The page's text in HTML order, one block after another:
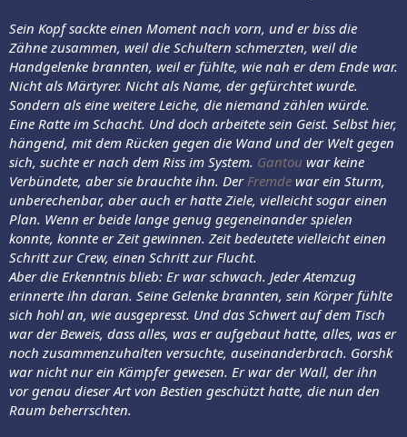
Sein Kopf sackte einen Moment nach vorn, und er biss die
Zähne zusammen, weil die Schultern schmerzten, weil die
Handgelenke brannten, weil er fühlte, wie nah er dem Ende war.
Nicht als Märtyrer. Nicht als Name, der gefürchtet wurde.
Sondern als eine weitere Leiche, die niemand zählen würde.
Eine Ratte im Schacht. Und doch arbeitete sein Geist. Selbst hier,
hängend, mit dem Rücken gegen die Wand und der Welt gegen
sich, suchte er nach dem Riss im System. Gantou war keine
Verbündete, aber sie brauchte ihn. Der Fremde war ein Sturm,
unberechenbar, aber auch er hatte Ziele, vielleicht sogar einen
Plan. Wenn er beide lange genug gegeneinander spielen
konnte, konnte er Zeit gewinnen. Zeit bedeutete vielleicht einen
Schritt zur Crew, einen Schritt zur Flucht.
Aber die Erkenntnis blieb: Er war schwach. Jeder Atemzug
erinnerte ihn daran. Seine Gelenke brannten, sein Körper fühlte
sich hohl an, wie ausgepresst. Und das Schwert auf dem Tisch
war der Beweis, dass alles, was er aufgebaut hatte, alles, was er
noch zusammenzuhalten versuchte, auseinanderbrach. Gorshk
war nicht nur ein Kämpfer gewesen. Er war der Wall, der ihn
vor genau dieser Art von Bestien geschützt hatte, die nun den
Raum beherrschten.